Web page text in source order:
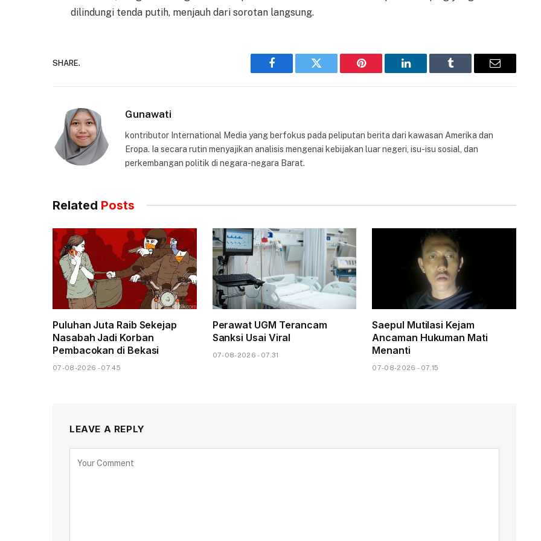
dilindungi tenda putih, menjauh dari sorotan langsung.
SHARE.
Facebook Twitter Pinterest LinkedIn Tumblr Email
Gunawati
kontributor International Media yang berfokus pada peliputan berita dari kawasan Amerika dan
Eropa. Ia secara rutin menyajikan analisis mengenai kebijakan luar negeri, isu-isu sosial, dan
perkembangan politik di negara-negara Barat.
Related Posts
Puluhan Juta Raib Sekejap
Nasabah Jadi Korban
Pembacokan di Bekasi
07-08-2026 - 07.45
Perawat UGM Terancam
Sanksi Usai Viral
07-08-2026 - 07.31
Saepul Mutilasi Kejam
Ancaman Hukuman Mati
Menanti
07-08-2026 - 07.15
LEAVE A REPLY